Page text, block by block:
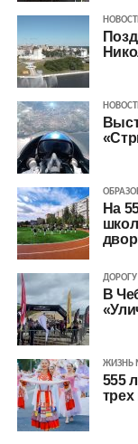
На
В
ЖИЗНЬ
555
трех